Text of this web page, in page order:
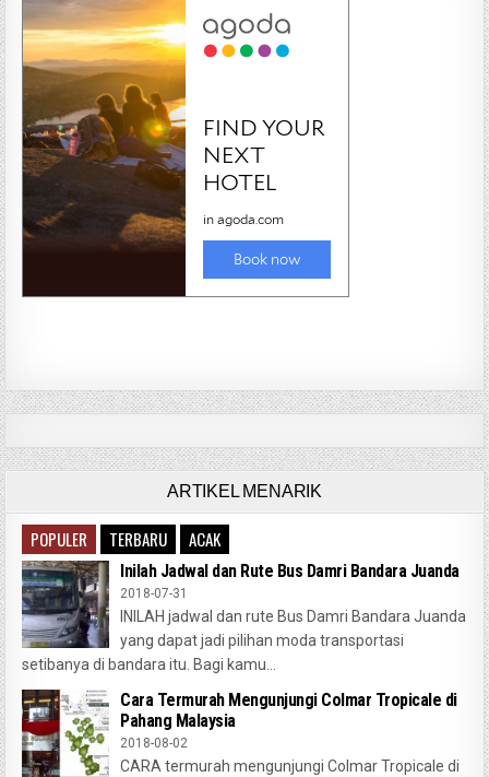
ARTIKEL MENARIK
POPULER TERBARU ACAK
Inilah Jadwal dan Rute Bus Damri Bandara Juanda
2018-07-31
INILAH jadwal dan rute Bus Damri Bandara Juanda
yang dapat jadi pilihan moda transportasi
setibanya di bandara itu. Bagi kamu...
Cara Termurah Mengunjungi Colmar Tropicale di
Pahang Malaysia
2018-08-02
CARA termurah mengunjungi Colmar Tropicale di